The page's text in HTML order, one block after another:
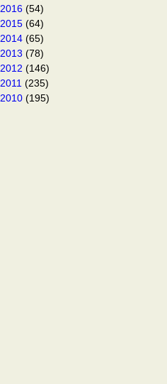
2016 (54)
2015 (64)
2014 (65)
2013 (78)
2012 (146)
2011 (235)
2010 (195)